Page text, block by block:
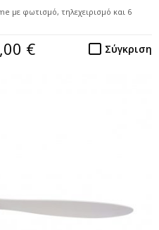
με φωτισμό, τηλεχειρισμό και 6
Σύγκριση
€